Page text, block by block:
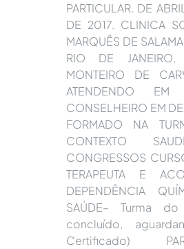
PARTICULAR. DE
DE 2017. CLINICA
MARQUÊS DE
RIO DE
MONTEIRO DE
ATENDENDO EM
CONSELHEIRO EM
FORMADO NA
CONTEXTO
CONGRESSOS
TERAPEUTA E
DEPENDÊNCIA
SAÚDE– Turma
concluído,
Certificado)